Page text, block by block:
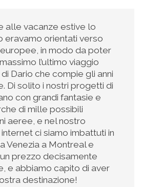
alle vacanze estive lo
eravamo orientati verso
in modo da poter
l’ultimo viaggio
Dario che compie gli anni
Di solito i nostri progetti di
con grandi fantasie e
di mille possibili
aeree, e nel nostro
ci siamo imbattuti in
Venezia a Montreal e
prezzo decisamente
e abbiamo capito di aver
destinazione!